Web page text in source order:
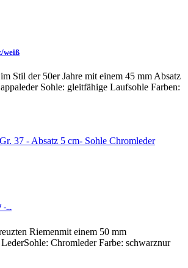
weiß
Stil der 50er Jahre mit einem 45 mm Absatz
Sohle: gleitfähige Laufsohle Farben:
-...
Riemenmit einem 50 mm
Chromleder Farbe: schwarznur